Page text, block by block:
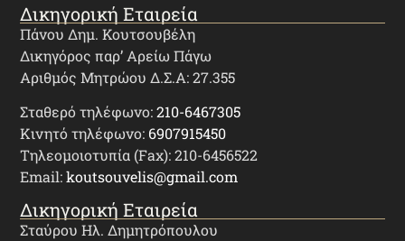
Δικηγορική Εταιρεία
Πάνου Δημ. Κουτσουβέλη
Δικηγόρος παρ’ Αρείω Πάγω
Αριθμός Μητρώου Δ.Σ.Α: 27.355
Σταθερό τηλέφωνο:210-6467305
Κινητό τηλέφωνο: 6907915450
Τηλεομοιοτυπία (Fax): 210-6456522
Email:koutsouvelis@gmail.com
Δικηγορική Εταιρεία
Σταύρου Ηλ. Δημητρόπουλου